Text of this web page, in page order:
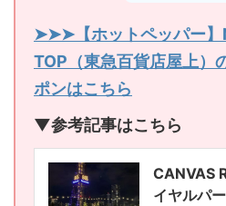
➤➤➤【ホットペッパー】
TOP（東急百貨店屋上）
ポンはこちら
▼参考記事はこちら
CANVAS
イヤルパ